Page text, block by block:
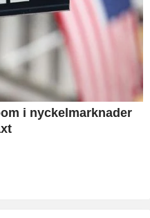
i nyckelmarknader